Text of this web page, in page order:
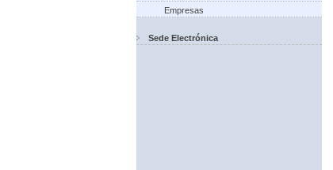
Empresas
Sede Electrónica